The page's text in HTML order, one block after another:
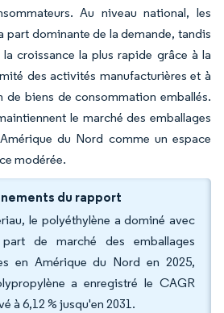
Au niveau national, les
part dominante de la demande, tandis
croissance la plus rapide grâce à la
des activités manufacturières et à
de biens de consommation emballés.
le marché des emballages
du Nord comme un espace
modérée.
du rapport
le polyéthylène a dominé avec
de marché des emballages
en Amérique du Nord en 2025,
a enregistré le CAGR
à 6,12 % jusqu'en 2031.